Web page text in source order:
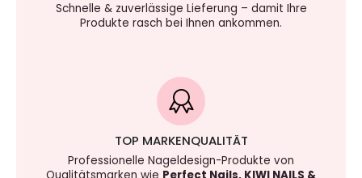
Schnelle & zuverlässige Lieferung – damit Ihre
Produkte rasch bei Ihnen ankommen.
TOP MARKENQUALITÄT
Professionelle Nageldesign-Produkte von